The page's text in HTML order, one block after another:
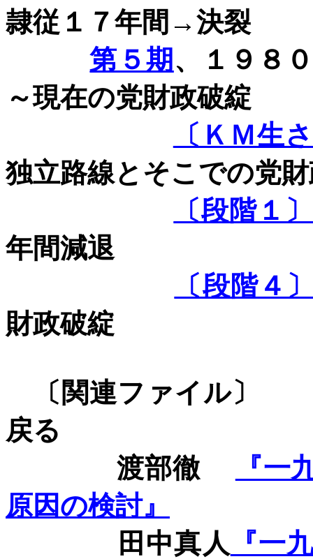
隷従１７年間→決裂
第５期 、１９８
～現在の党財政破綻
〔ＫＭ生
独立路線とそこでの党
〔段階１〕
年間減退
〔段階４
財政破綻
〔関連フ
戻る
渡部徹
『一
原因の検討』
田中真人
『一